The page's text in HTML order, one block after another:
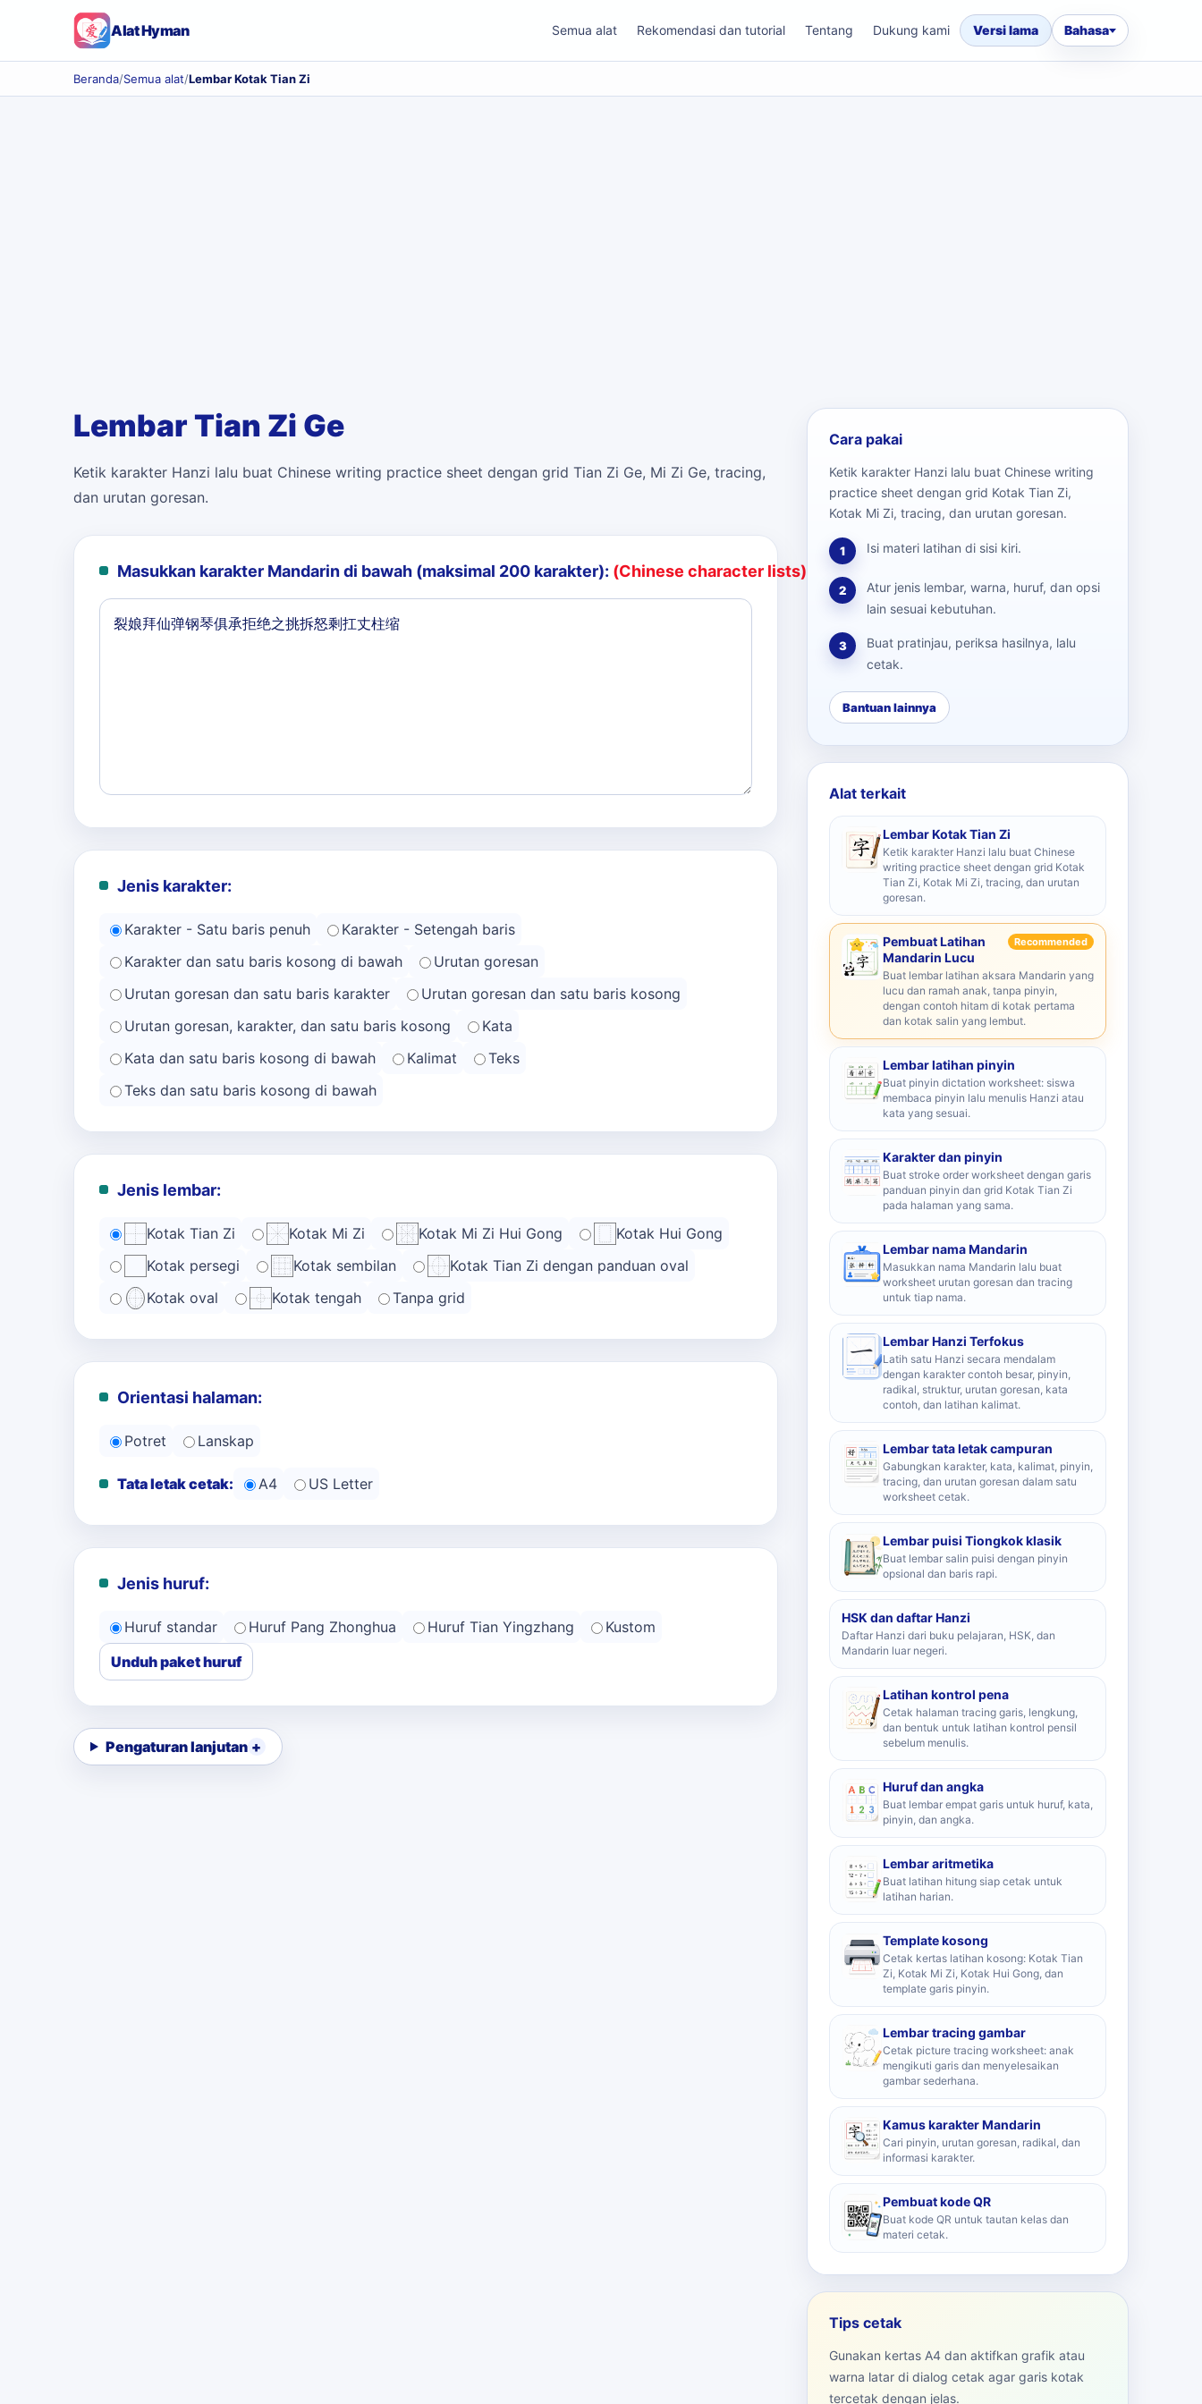
Alat Hyman Semua alat Rekomendasi dan tutorial Tentang Dukung kami Versi lama Bahasa
Beranda/Semua alat/Lembar Kotak Tian Zi
Lembar Tian Zi Ge
Ketik karakter Hanzi lalu buat Chinese writing practice sheet dengan grid Tian Zi Ge, Mi Zi Ge, tracing,
dan urutan goresan.
Masukkan karakter Mandarin di bawah (maksimal 200 karakter): (Chinese character lists)
Jenis karakter:
Karakter - Satu baris penuh
Karakter - Setengah baris
Karakter dan satu baris kosong di bawah
Urutan goresan
Urutan goresan dan satu baris karakter
Urutan goresan dan satu baris kosong
Urutan goresan, karakter, dan satu baris kosong
Kata
Kata dan satu baris kosong di bawah
Kalimat
Teks
Teks dan satu baris kosong di bawah
Jenis lembar:
Kotak Tian Zi Kotak Mi Zi Kotak Mi Zi Hui Gong
Kotak Hui Gong
Kotak persegi
Kotak sembilan
Kotak Tian Zi dengan panduan oval
Kotak oval
Kotak tengah Tanpa grid
Orientasi halaman:
Potret Lanskap
Tata letak cetak: A4 US Letter
Jenis huruf:
Huruf standar Huruf Pang Zhonghua Huruf Tian Yingzhang
Kustom
Unduh paket huruf
Pengaturan lanjutan
Cara pakai
Ketik karakter Hanzi lalu buat Chinese writing
practice sheet dengan grid Kotak Tian Zi,
Kotak Mi Zi, tracing, dan urutan goresan.
1 Isi materi latihan di sisi kiri.
2
Atur jenis lembar, warna, huruf, dan opsi
lain sesuai kebutuhan.
3
Buat pratinjau, periksa hasilnya, lalu
cetak.
Bantuan lainnya
Alat terkait
Lembar Kotak Tian Zi
Ketik karakter Hanzi lalu buat Chinese
writing practice sheet dengan grid Kotak
Tian Zi, Kotak Mi Zi, tracing, dan urutan
goresan.
Pembuat Latihan
Mandarin Lucu
Recommended
Buat lembar latihan aksara Mandarin yang
lucu dan ramah anak, tanpa pinyin,
dengan contoh hitam di kotak pertama
dan kotak salin yang lembut.
Lembar latihan pinyin
Buat pinyin dictation worksheet: siswa
membaca pinyin lalu menulis Hanzi atau
kata yang sesuai.
Karakter dan pinyin
Buat stroke order worksheet dengan garis
panduan pinyin dan grid Kotak Tian Zi
pada halaman yang sama.
Lembar nama Mandarin
Masukkan nama Mandarin lalu buat
worksheet urutan goresan dan tracing
untuk tiap nama.
Lembar Hanzi Terfokus
Latih satu Hanzi secara mendalam
dengan karakter contoh besar, pinyin,
radikal, struktur, urutan goresan, kata
contoh, dan latihan kalimat.
Lembar tata letak campuran
Gabungkan karakter, kata, kalimat, pinyin,
tracing, dan urutan goresan dalam satu
worksheet cetak.
Lembar puisi Tiongkok klasik
Buat lembar salin puisi dengan pinyin
opsional dan baris rapi.
HSK dan daftar Hanzi
Daftar Hanzi dari buku pelajaran, HSK, dan
Mandarin luar negeri.
Latihan kontrol pena
Cetak halaman tracing garis, lengkung,
dan bentuk untuk latihan kontrol pensil
sebelum menulis.
Huruf dan angka
Buat lembar empat garis untuk huruf, kata,
pinyin, dan angka.
Lembar aritmetika
Buat latihan hitung siap cetak untuk
latihan harian.
Template kosong
Cetak kertas latihan kosong: Kotak Tian
Zi, Kotak Mi Zi, Kotak Hui Gong, dan
template garis pinyin.
Lembar tracing gambar
Cetak picture tracing worksheet: anak
mengikuti garis dan menyelesaikan
gambar sederhana.
Kamus karakter Mandarin
Cari pinyin, urutan goresan, radikal, dan
informasi karakter.
Pembuat kode QR
Buat kode QR untuk tautan kelas dan
materi cetak.
Tips cetak
Gunakan kertas A4 dan aktifkan grafik atau
warna latar di dialog cetak agar garis kotak
tercetak dengan jelas.